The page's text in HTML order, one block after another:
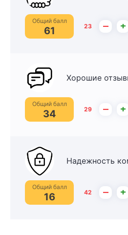
Общий балл
61 23 – +
Хорошие
Общий балл
34 29 – +
Надежность
Общий балл
16 42 – +